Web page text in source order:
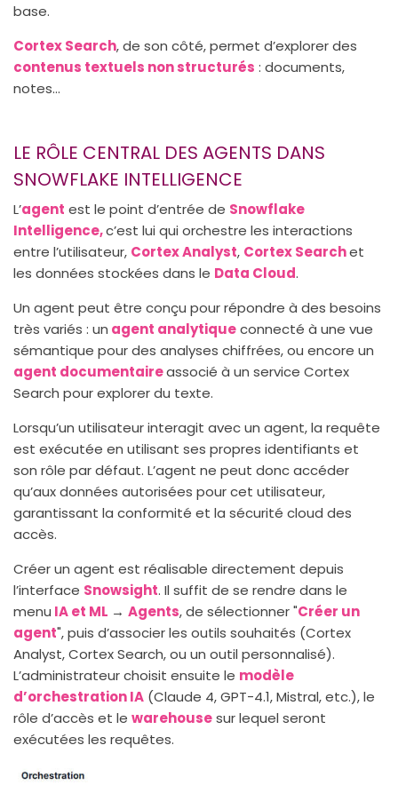
base.
Cortex Search, de son côté, permet d’explorer des
contenus textuels non structurés : documents,
notes...
LE RÔLE CENTRAL DES AGENTS DANS
SNOWFLAKE INTELLIGENCE
L’agent est le point d’entrée de Snowflake
Intelligence,c’est lui qui orchestre les interactions
entre l’utilisateur, Cortex Analyst, Cortex Searchet
les données stockées dans le Data Cloud.
Un agent peut être conçu pour répondre à des besoins
très variés : un agent analytiqueconnecté à une vue
sémantique pour des analyses chiffrées, ou encore un
agent documentaireassocié à un service Cortex
Search pour explorer du texte.
Lorsqu’un utilisateur interagit avec un agent, la requête
est exécutée en utilisant ses propres identifiants et
son rôle par défaut. L’agent ne peut donc accéder
qu’aux données autorisées pour cet utilisateur,
garantissant la conformité et la sécurité cloud des
accès.
Créer un agent est réalisable directement depuis
l’interface Snowsight. Il suffit de se rendre dans le
menu IA et ML → Agents, de sélectionner "Créer un
agent", puis d’associer les outils souhaités (Cortex
Analyst, Cortex Search, ou un outil personnalisé).
L’administrateur choisit ensuite le modèle
d’orchestration IA (Claude 4, GPT-4.1, Mistral, etc.), le
rôle d’accès et le warehousesur lequel seront
exécutées les requêtes.